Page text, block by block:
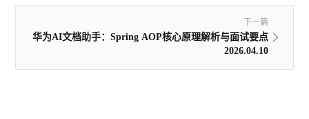
下一篇
华为AI文档助手：Spring AOP核心原理解析与面试要点
2026.04.10